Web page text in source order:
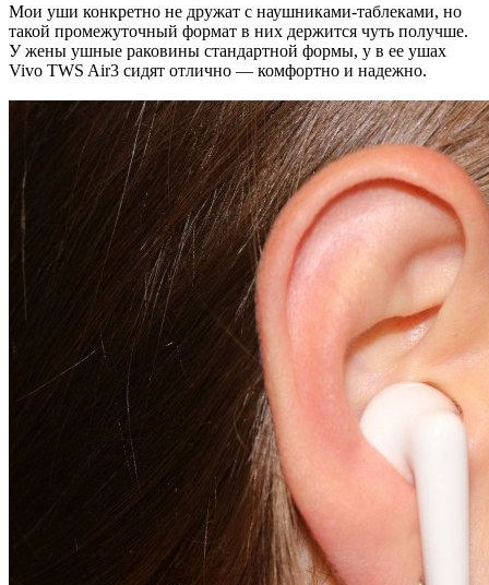
Мои уши конкретно не дружат с наушниками-таблеками, но
такой промежуточный формат в них держится чуть получше.
У жены ушные раковины стандартной формы, у в ее ушах
Vivo TWS Air3 сидят отлично — комфортно и надежно.